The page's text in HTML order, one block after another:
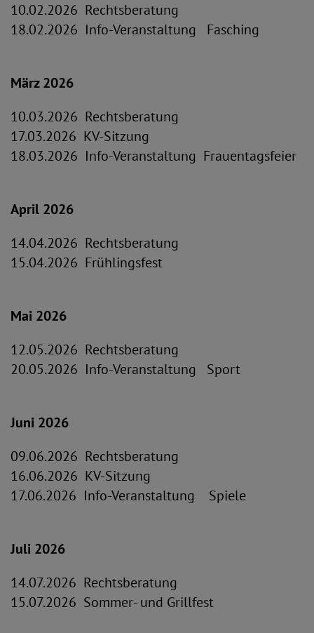
10.02.2026 Rechtsberatung
18.02.2026 Info-Veranstaltung Fasching
März 2026
10.03.2026 Rechtsberatung
17.03.2026 KV-Sitzung
18.03.2026 Info-Veranstaltung Frauentagsfeier
April 2026
14.04.2026 Rechtsberatung
15.04.2026 Frühlingsfest
Mai 2026
12.05.2026 Rechtsberatung
20.05.2026 Info-Veranstaltung Sport
Juni 2026
09.06.2026 Rechtsberatung
16.06.2026 KV-Sitzung
17.06.2026 Info-Veranstaltung Spiele
Juli 2026
14.07.2026 Rechtsberatung
15.07.2026 Sommer- und Grillfest